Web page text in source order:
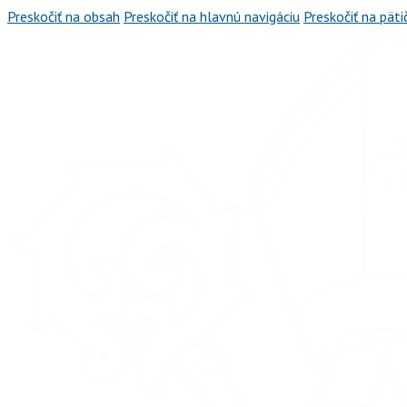
Preskočiť na obsah Preskočiť na hlavnú navigáciu Preskočiť na